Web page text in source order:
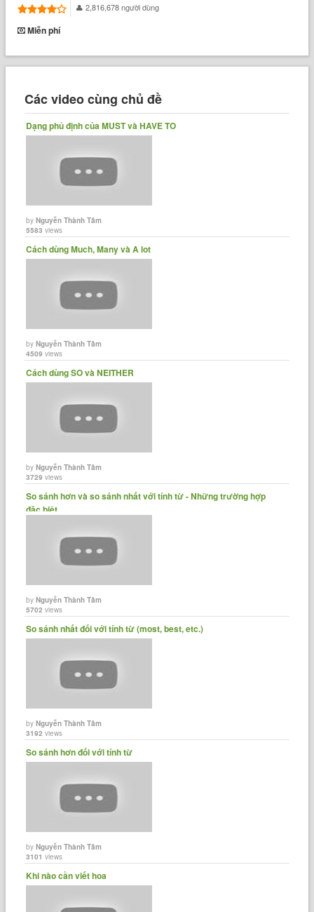
2,816,678 người dùng
Miễn phí
Các video cùng chủ đề
Dạng phủ định của MUST và HAVE TO
byNguyễn Thành Tâm
5583 views
Cách dùng Much, Many và A lot
byNguyễn Thành Tâm
4509 views
Cách dùng SO và NEITHER
byNguyễn Thành Tâm
3729 views
So sánh hơn và so sánh nhất với tính từ - Những trường hợp
đặc biệt.
byNguyễn Thành Tâm
5702 views
So sánh nhất đối với tính từ (most, best, etc.)
byNguyễn Thành Tâm
3192 views
So sánh hơn đối với tính từ
byNguyễn Thành Tâm
3101 views
Khi nào cần viết hoa